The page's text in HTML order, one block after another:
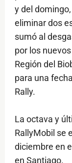
y del
eliminar dos
sumó al
por los
Región del
para una
Rally.
La octava y
RallyMobil se
diciembre en
en Santiago.